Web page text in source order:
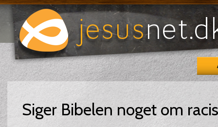
Siger Bibelen noget om